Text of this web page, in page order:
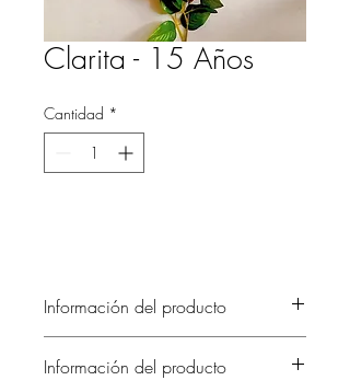
Clarita - 15 Años
Cantidad *
Información del producto
Información del producto